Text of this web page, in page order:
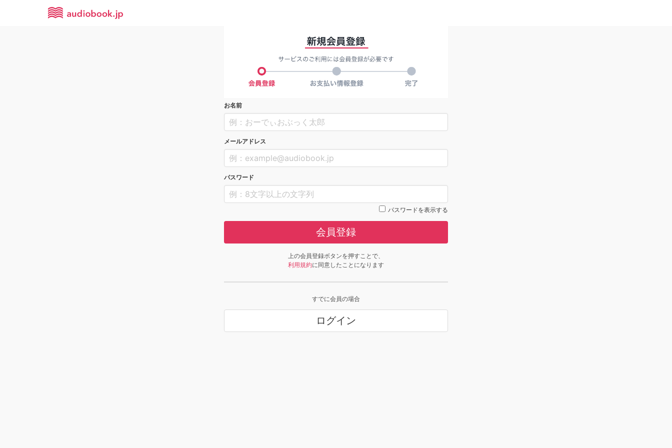
お名前
メールアドレス
パスワード
パスワードを表示する
会員登録
上の会員登録ボタンを押すことで、
利用規約に同意したことになります
すでに会員の場合
ログイン